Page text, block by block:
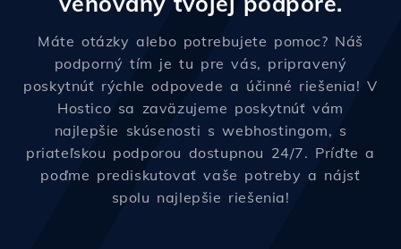
Máte otázky alebo potrebujete pomoc? Náš
podporný tím je tu pre vás, pripravený
poskytnúť rýchle odpovede a účinné riešenia! V
Hostico sa zaväzujeme poskytnúť vám
najlepšie skúsenosti s webhostingom, s
priateľskou podporou dostupnou 24/7. Príďte a
poďme prediskutovať vaše potreby a nájsť
spolu najlepšie riešenia!